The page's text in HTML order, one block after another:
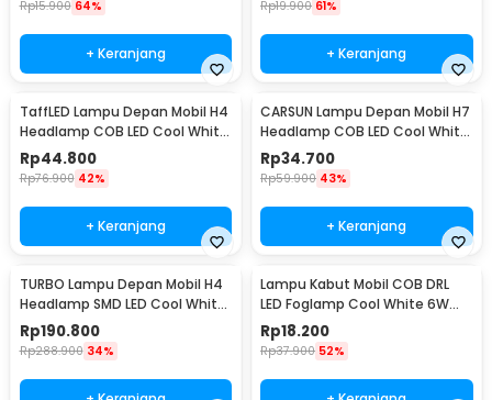
Rp15.900 64%
+ Keranjang
Rp19.900 61%
+ Keranjang
TaffLED Lampu Depan Mobil H4
Headlamp COB LED Cool White
36W 2 PCS - C6
Rp44.800
Rp76.900 42%
+ Keranjang
CARSUN Lampu Depan Mobil H7
Headlamp COB LED Cool White
36W 2 PCS - C6
Rp34.700
Rp59.900 43%
+ Keranjang
TURBO Lampu Depan Mobil H4
Headlamp SMD LED Cool White
40W 2 PCS - T1
Rp190.800
Rp288.900 34%
Lampu Kabut Mobil COB DRL
LED Foglamp Cool White 6W
12V 190mm - MA357
Rp18.200
Rp37.900 52%